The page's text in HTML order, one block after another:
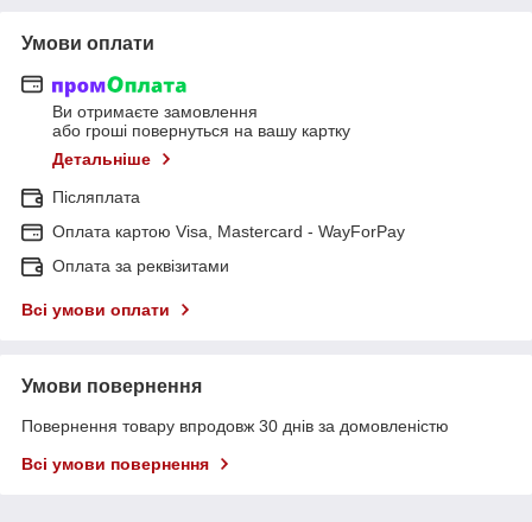
Умови оплати
Ви отримаєте замовлення
або гроші повернуться на вашу картку
Детальніше
Післяплата
Оплата картою Visa, Mastercard - WayForPay
Оплата за реквізитами
Всі умови оплати
Умови повернення
Повернення товару впродовж 30 днів за домовленістю
Всі умови повернення